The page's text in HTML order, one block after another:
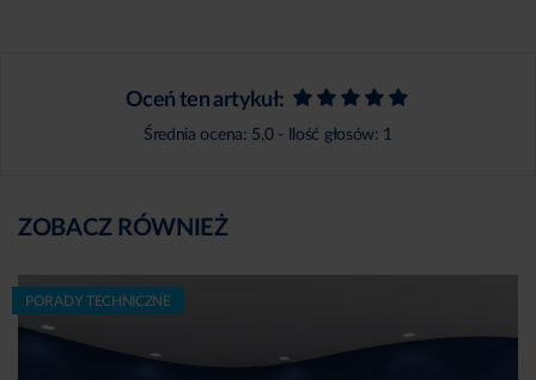
Oceń ten artykuł:
Średnia ocena: 5,0- Ilość głosów: 1
ZOBACZ RÓWNIEŻ
PORADY TECHNICZNE